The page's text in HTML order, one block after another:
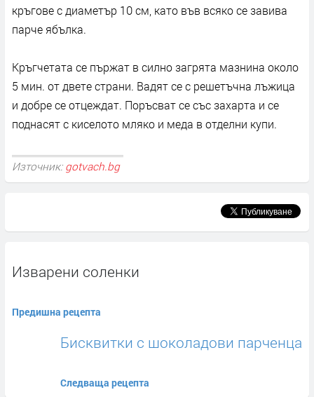
кръгове с диаметър 10 см, като във всяко се завива
парче ябълка.
Кръгчетата се пържат в силно загрята мазнина около
5 мин. от двете страни. Вадят се с решетъчна лъжица
и добре се отцеждат. Поръсват се със захарта и се
поднасят с киселото мляко и меда в отделни купи.
Източник: gotvach.bg
Изварени соленки
Предишна рецепта
Бисквитки с шоколадови парченца
Следваща рецепта